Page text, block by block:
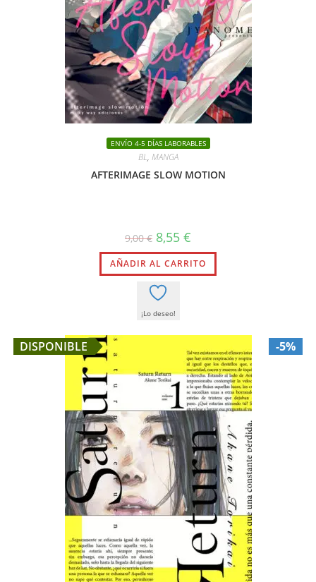
ENVÍO 4-5 DÍAS LABORABLES
BL, MANGA
AFTERIMAGE SLOW MOTION
9,00€ El
precio
original
era:
9,00 €.
8,55 €
actual
es:
8,55 €.
AÑADIR AL CARRITO
¡Lo deseo!
DISPONIBLE -5%